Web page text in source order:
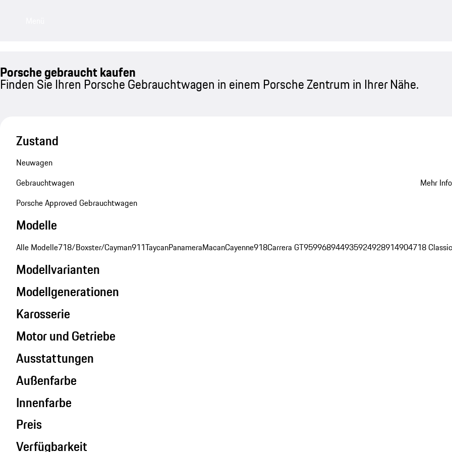
Porsche gebraucht kaufen
Finden Sie Ihren Porsche Gebrauchtwagen in einem Porsche Zentrum in Ihrer Nähe.
Zustand
Neuwagen
Gebrauchtwagen
Mehr
Porsche Approved Gebrauchtwagen
Modelle
Alle Modelle718/Boxster/Cayman911TaycanPanameraMacanCayenne918Carrera GT959968944935924928914904718
Modellvarianten
Modellgenerationen
Karosserie
Motor und Getriebe
Ausstattungen
Außenfarbe
Innenfarbe
Preis
Verfügbarkeit